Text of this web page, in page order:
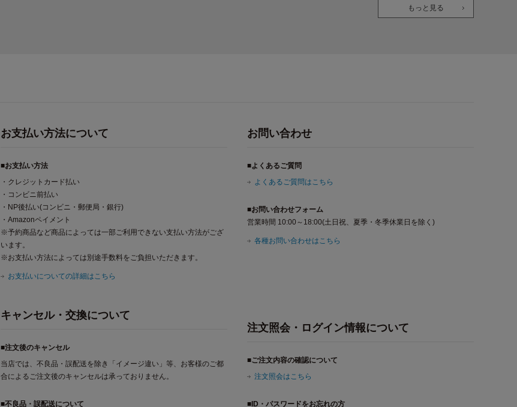
もっと見る
お支払い方法について
■お支払い方法
・クレジットカード払い
・コンビニ前払い
・NP後払い(コンビニ・郵便局・銀行)
・Amazonペイメント
※予約商品など商品によっては一部ご利用できない支払い方法がござ
います。
※お支払い方法によっては別途手数料をご負担いただきます。
お支払いについての詳細はこちら
キャンセル・交換について
■注文後のキャンセル
当店では、不良品・誤配送を除き「イメージ違い」等、お客様のご都
合によるご注文後のキャンセルは承っておりません。
■不良品・誤配送について
お問い合わせ
■よくあるご質問
よくあるご質問はこちら
■お問い合わせフォーム
営業時間 10:00～18:00(土日祝、夏季・冬季休業日を除く)
各種お問い合わせはこちら
注文照会・ログイン情報について
■ご注文内容の確認について
注文照会はこちら
■ID・パスワードをお忘れの方